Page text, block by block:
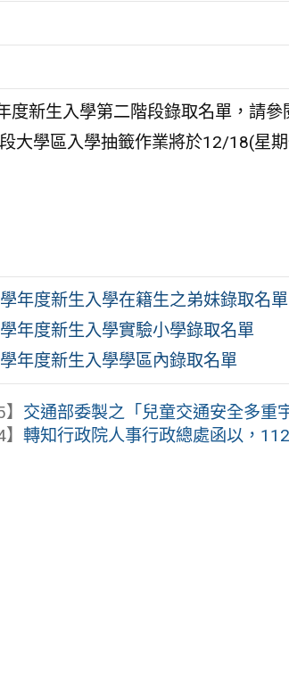
度新生入學第二階段錄取名單，請參
大學區入學抽籤作業將於12/18(星
年度新生入學在籍生之弟妹錄取名單
年度新生入學實驗小學錄取名單
年度新生入學學區內錄取名單
交通部委製之「兒童交通安全多重
】轉知行政院人事行政總處函以，